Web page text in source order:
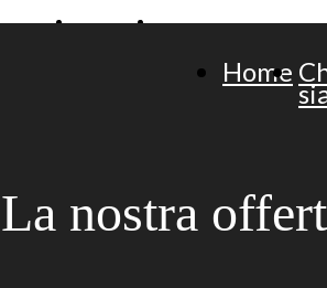
Servizi Contatti
Home
La nostra